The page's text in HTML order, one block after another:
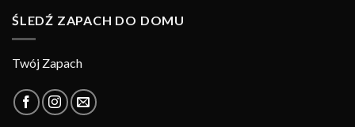
ŚLEDŹ ZAPACH DO DOMU
Twój Zapach